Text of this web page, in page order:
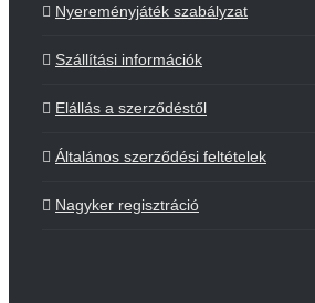
Nyereményjáték szabályzat
Szállítási információk
Elállás a szerződéstől
Általános szerződési feltételek
Nagyker regisztráció